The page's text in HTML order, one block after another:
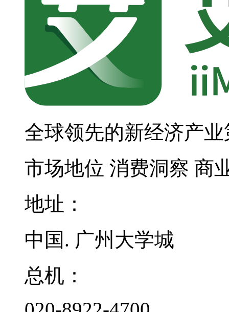
全球领先的新经济产
市场地位 消费洞察 商
地址：
中国. 广州大学城
总机：